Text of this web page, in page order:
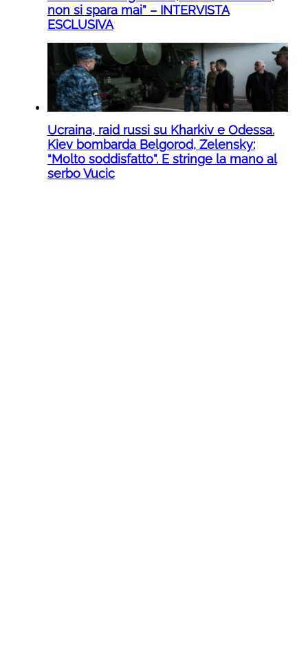
non si spara mai” – INTERVISTA
ESCLUSIVA
Ucraina, raid russi su Kharkiv e Odessa.
Kiev bombarda Belgorod, Zelensky:
“Molto soddisfatto”. E stringe la mano al
serbo Vucic